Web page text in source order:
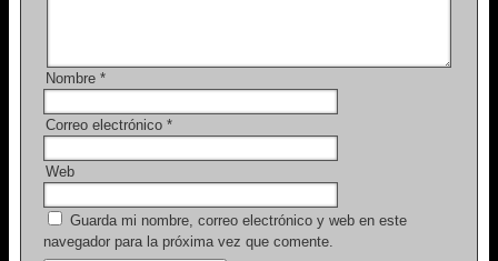
Nombre *
Correo electrónico *
Web
Guarda mi nombre, correo electrónico y web en este
navegador para la próxima vez que comente.